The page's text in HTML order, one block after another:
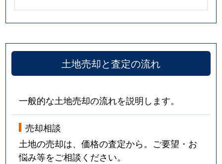
土地売却と査定の流れ
一般的な土地売却の流れを説明します。
売却相談
土地の売却は、価格の査定から。ご要望・お
悩み等をご相談ください。